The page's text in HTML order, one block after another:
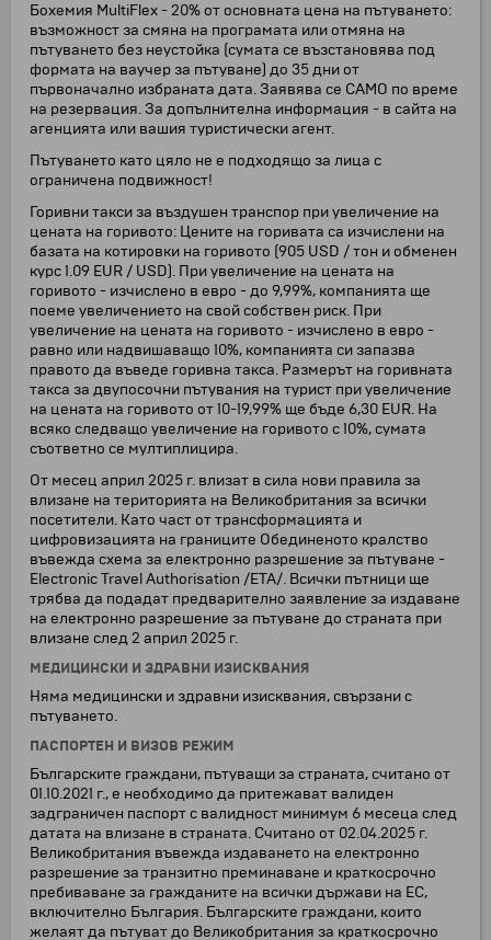
Бохемия MultiFlex - 20% от основната цена на пътуването:
възможност за смяна на програмата или отмяна на
пътуването без неустойка (сумата се възстановява под
формата на ваучер за пътуване) до 35 дни от
първоначално избраната дата. Заявява се САМО по време
на резервация. За допълнителна информация - в сайта на
агенцията или вашия туристически агент.
Пътуването като цяло не е подходящо за лица с
ограничена подвижност!
Горивни такси за въздушен транспор при увеличение на
цената на горивото: Цените на горивата са изчислени на
базата на котировки на горивото (905 USD / тон и обменен
курс 1.09 EUR / USD). При увеличение на цената на
горивото - изчислено в евро - до 9,99%, компанията ще
поеме увеличението на свой собствен риск. При
увеличение на цената на горивото - изчислено в евро -
равно или надвишаващо 10%, компанията си запазва
правото да въведе горивна такса. Размерът на горивната
такса за двупосочни пътувания на турист при увеличение
на цената на горивото от 10-19,99% ще бъде 6,30 EUR. На
всяко следващо увеличение на горивото с 10%, сумата
съответно се мултиплицира.
От месец април 2025 г. влизат в сила нови правила за
влизане на територията на Великобритания за всички
посетители. Като част от трансформацията и
цифровизацията на границите Обединеното кралство
въвежда схема за електронно разрешение за пътуване -
Electronic Travel Authorisation /ETA/. Всички пътници ще
трябва да подадат предварително заявление за издаване
на електронно разрешение за пътуване до страната при
влизане след 2 април 2025 г.
МЕДИЦИНСКИ И ЗДРАВНИ ИЗИСКВАНИЯ
Няма медицински и здравни изисквания, свързани с
пътуването.
ПАСПОРТЕН И ВИЗОВ РЕЖИМ
Българските граждани, пътуващи за страната, считано от
01.10.2021 г., е необходимо да притежават валиден
задграничен паспорт с валидност минимум 6 месеца след
датата на влизане в страната. Считано от 02.04.2025 г.
Великобритания въвежда издаването на електронно
разрешение за транзитно преминаване и краткосрочно
пребиваване за гражданите на всички държави на ЕС,
включително България. Българските граждани, които
желаят да пътуват до Великобритания за краткосрочно